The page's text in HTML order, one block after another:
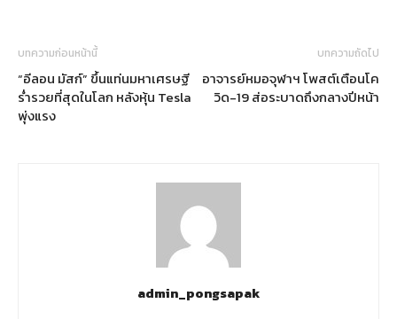
บทความก่อนหน้านี้
“อีลอน มัสก์” ขึ้นแท่นมหาเศรษฐี
ร่ำรวยที่สุดในโลก หลังหุ้น Tesla
พุ่งแรง
บทความถัดไป
อาจารย์หมอจุฬาฯ โพสต์เตือนโค
วิด-19 ส่อระบาดถึงกลางปีหน้า
admin_pongsapak